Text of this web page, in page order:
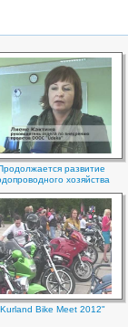
развитие
хозяйства
Bike Meet 2012"